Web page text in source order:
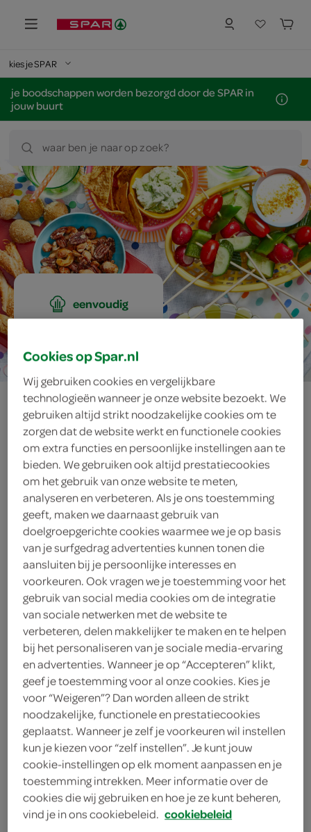
kies je SPAR
je boodschappen worden bezorgd door de SPAR in
jouw buurt
waar ben je naar op zoek?
eenvoudig
rauwkostspiesjes
met kerriedip
ingrediënten
1 theelepel kerriepoeder
teentje knoflook
2 eetlepels Griekse yoghurt
2 eetlepels mayonaise
8 stukjes komkommers
8 radijsjes
8 stukjes groene paprika's
8 cherry-/kerstomaatjes
Cookies op Spar.nl
Wij gebruiken cookies en vergelijkbare
technologieën wanneer je onze website bezoekt. We
gebruiken altijd strikt noodzakelijke cookies om te
zorgen dat de website werkt en functionele cookies
om extra functies en persoonlijke instellingen aan te
bieden. We gebruiken ook altijd prestatiecookies
om het gebruik van onze website te meten,
analyseren en verbeteren. Als je ons toestemming
geeft, maken we daarnaast gebruik van
doelgroepgerichte cookies waarmee we je op basis
van je surfgedrag advertenties kunnen tonen die
aansluiten bij je persoonlijke interesses en
voorkeuren. Ook vragen we je toestemming voor het
gebruik van social media cookies om de integratie
van sociale netwerken met de website te
verbeteren, delen makkelijker te maken en te helpen
bij het personaliseren van je sociale media-ervaring
en advertenties. Wanneer je op “Accepteren” klikt,
geef je toestemming voor al onze cookies. Kies je
voor “Weigeren”? Dan worden alleen de strikt
noodzakelijke, functionele en prestatiecookies
geplaatst. Wanneer je zelf je voorkeuren wil instellen
kun je kiezen voor “zelf instellen”. Je kunt jouw
cookie-instellingen op elk moment aanpassen en je
toestemming intrekken. Meer informatie over de
cookies die wij gebruiken en hoe je ze kunt beheren,
vind je in ons cookiebeleid. cookiebeleid